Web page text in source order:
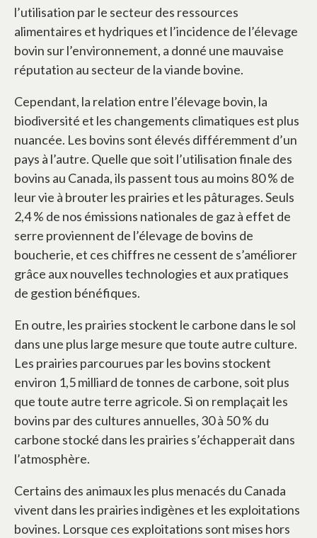
l’utilisation par le secteur des ressources
alimentaires et hydriques et l’incidence de l’élevage
bovin sur l’environnement, a donné une mauvaise
réputation au secteur de la viande bovine.
Cependant, la relation entre l’élevage bovin, la
biodiversité et les changements climatiques est plus
nuancée. Les bovins sont élevés différemment d’un
pays à l’autre. Quelle que soit l’utilisation finale des
bovins au Canada, ils passent tous au moins 80 % de
leur vie à brouter les prairies et les pâturages. Seuls
2,4 % de nos émissions nationales de gaz à effet de
serre proviennent de l’élevage de bovins de
boucherie, et ces chiffres ne cessent de s’améliorer
grâce aux nouvelles technologies et aux pratiques
de gestion bénéfiques.
En outre, les prairies stockent le carbone dans le sol
dans une plus large mesure que toute autre culture.
Les prairies parcourues par les bovins stockent
environ 1,5 milliard de tonnes de carbone, soit plus
que toute autre terre agricole. Si on remplaçait les
bovins par des cultures annuelles, 30 à 50 % du
carbone stocké dans les prairies s’échapperait dans
l’atmosphère.
Certains des animaux les plus menacés du Canada
vivent dans les prairies indigènes et les exploitations
bovines. Lorsque ces exploitations sont mises hors